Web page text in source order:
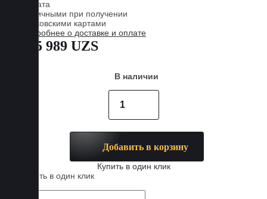
Оплата
Наличными при получении
Банковскими картами
Подробнее о доставке и оплате
885 989 UZS
В наличии
Добавить в корзину
Купить в один клик
Купить в один клик